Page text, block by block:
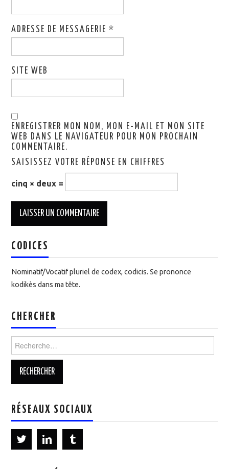
ADRESSE DE MESSAGERIE*
SITE WEB
ENREGISTRER MON NOM, MON E-MAIL ET MON SITE
WEB DANS LE NAVIGATEUR POUR MON PROCHAIN
COMMENTAIRE.
SAISISSEZ VOTRE RÉPONSE EN CHIFFRES
cinq × deux =
CODICES
Nominatif/Vocatif pluriel de codex, codicis. Se prononce
kodikès dans ma tête.
CHERCHER
Rechercher :
RÉSEAUX SOCIAUX